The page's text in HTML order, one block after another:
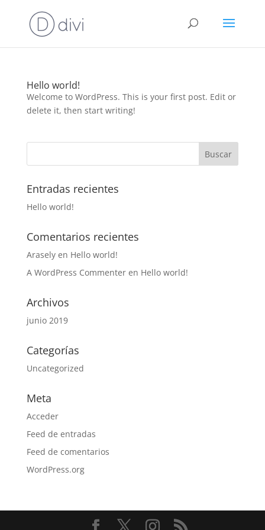
Hello world!
Welcome to WordPress. This is your first post. Edit or
delete it, then start writing!
Entradas recientes
Hello world!
Comentarios recientes
Araselyen Hello world!
A WordPress Commenteren Hello world!
Archivos
junio 2019
Categorías
Uncategorized
Meta
Acceder
Feed de entradas
Feed de comentarios
WordPress.org